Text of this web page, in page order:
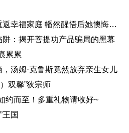
幸福家庭 幡然醒悟后她懊悔不已
阱：揭开菩提功产品骗局的黑幕
累累
，汤姆·克鲁斯竟然放弃亲生女儿
双馨”狄宗师
约而至！多重礼物请收好~
王国